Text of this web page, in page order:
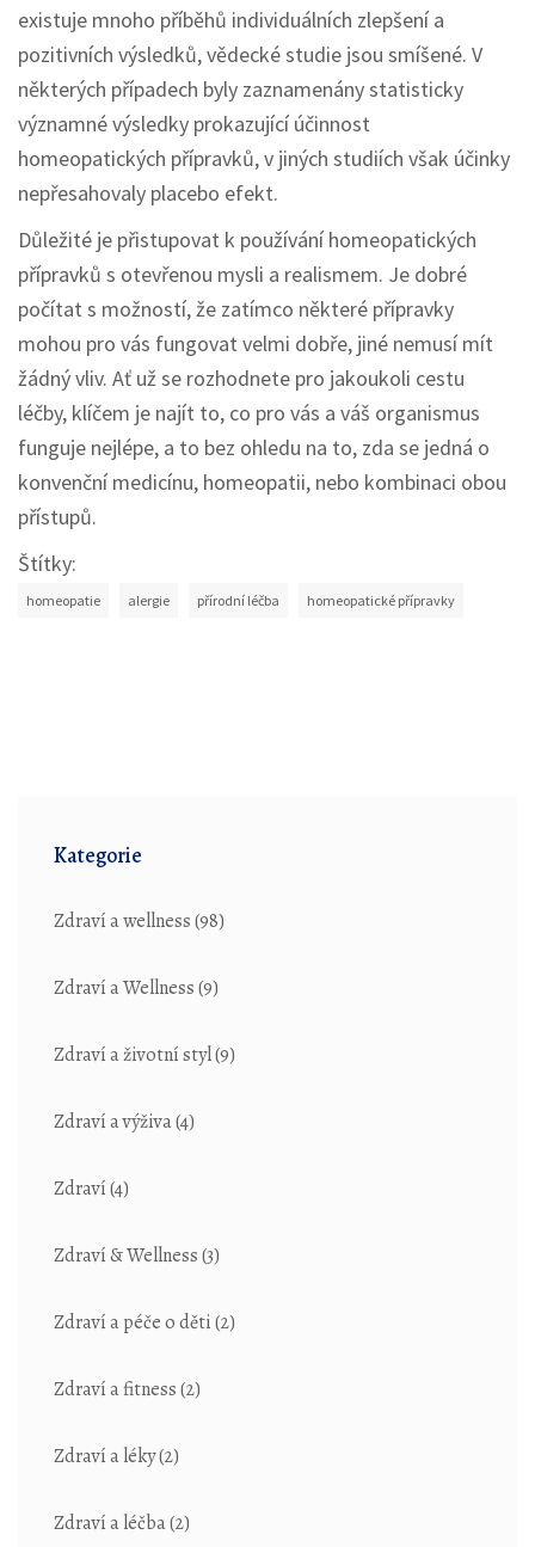
existuje mnoho příběhů individuálních zlepšení a
pozitivních výsledků, vědecké studie jsou smíšené. V
některých případech byly zaznamenány statisticky
významné výsledky prokazující účinnost
homeopatických přípravků, v jiných studiích však účinky
nepřesahovaly placebo efekt.
Důležité je přistupovat k používání homeopatických
přípravků s otevřenou mysli a realismem. Je dobré
počítat s možností, že zatímco některé přípravky
mohou pro vás fungovat velmi dobře, jiné nemusí mít
žádný vliv. Ať už se rozhodnete pro jakoukoli cestu
léčby, klíčem je najít to, co pro vás a váš organismus
funguje nejlépe, a to bez ohledu na to, zda se jedná o
konvenční medicínu, homeopatii, nebo kombinaci obou
přístupů.
Štítky:
homeopatie alergie přírodní léčba homeopatické přípravky
Kategorie
Zdraví a wellness(98)
Zdraví a Wellness(9)
Zdraví a životní styl(9)
Zdraví a výživa(4)
Zdraví(4)
Zdraví & Wellness(3)
Zdraví a péče o děti(2)
Zdraví a fitness(2)
Zdraví a léky(2)
Zdraví a léčba(2)